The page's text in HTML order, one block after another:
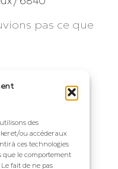
des
et/ou accéder aux
à ces technologies
que le comportement
fait de ne pas
pas ce que
!